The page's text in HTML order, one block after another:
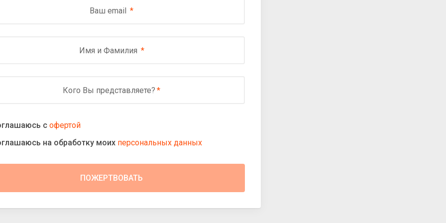
Ваш email
Имя и Фамилия
Кого Вы представляете?
с офертой
на обработку моих персональных данных